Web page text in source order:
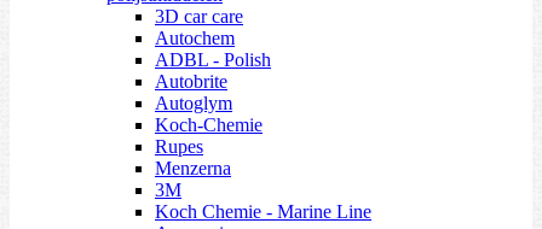
3D car care
Autochem
ADBL - Polish
Autobrite
Autoglym
Koch-Chemie
Rupes
Menzerna
3M
Koch Chemie - Marine Line